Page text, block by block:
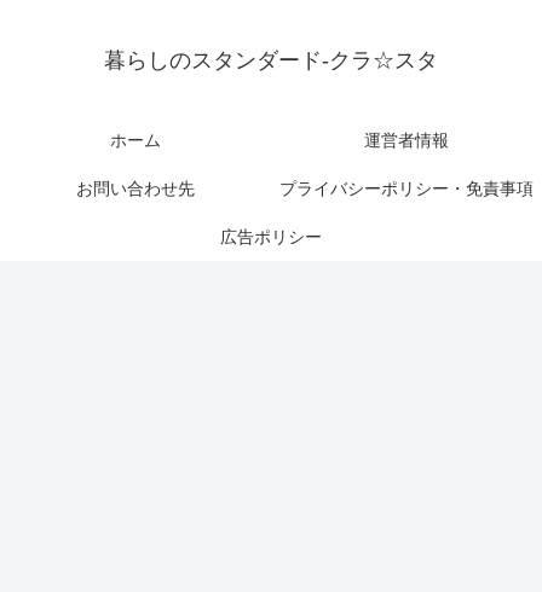
暮らしのスタンダード-クラ☆スタ
ホーム 運営者情報
お問い合わせ先 プライバシーポリシー・免責事項
広告ポリシー